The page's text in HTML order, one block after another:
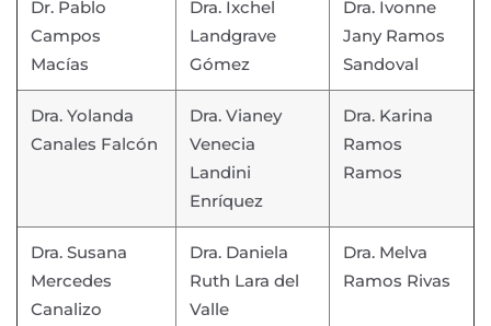
Dr. Pablo
Campos
Macías
Dra. Ixchel
Landgrave
Gómez
Dra. Ivonne
Jany Ramos
Sandoval
Dra. Yolanda
Canales Falcón
Dra. Vianey
Venecia
Landini
Enríquez
Dra. Karina
Ramos
Ramos
Dra. Susana
Mercedes
Canalizo
Dra. Daniela
Ruth Lara del
Valle
Dra. Melva
Ramos Rivas